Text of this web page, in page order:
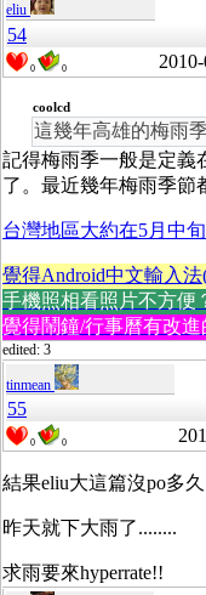
eliu
54
0 0
coolcd
這幾年高雄的梅雨
記得梅雨季一般是定義
了。最近幾年梅雨季節
台灣地區大約在5月中
覺得Android中文輸入
手機照相看照片不方便
覺得鬧鐘/行事曆有改
edited: 3
tinmean
55
0 0
結果eliu大這篇沒po多久
昨天就下大雨了........
求雨要來hyperrate!!